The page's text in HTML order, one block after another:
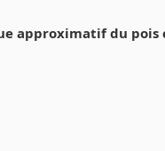
approximatif du pois